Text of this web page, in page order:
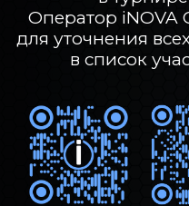
Оператор iNOVA
для уточнения
в список